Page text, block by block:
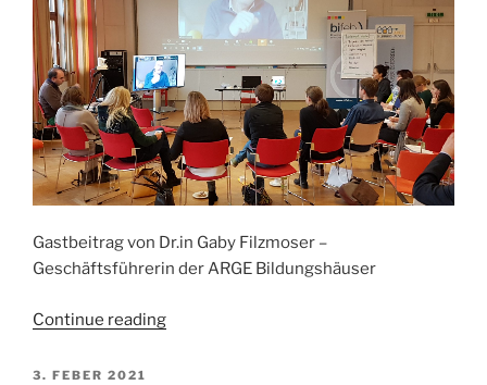
wurde“
Gastbeitrag von Dr.in Gaby Filzmoser –
Geschäftsführerin der ARGE Bildungshäuser
Continue reading„Hybrid
POSTED
3. FEBER 2021